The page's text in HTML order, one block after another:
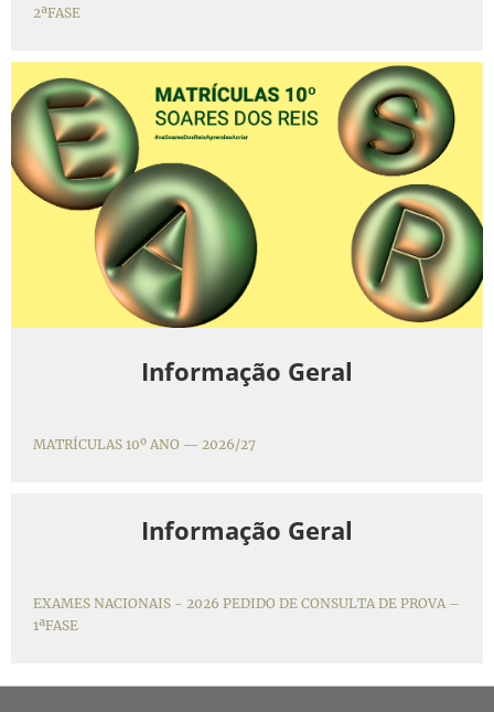
2ªFASE
Informação Geral
MATRÍCULAS 10º ANO — 2026/27
Informação Geral
EXAMES NACIONAIS - 2026 PEDIDO DE CONSULTA DE PROVA –
1ªFASE